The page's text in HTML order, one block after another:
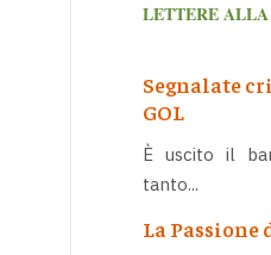
LETTERE
Segnalate
GOL
È uscito il
tanto...
La Passione